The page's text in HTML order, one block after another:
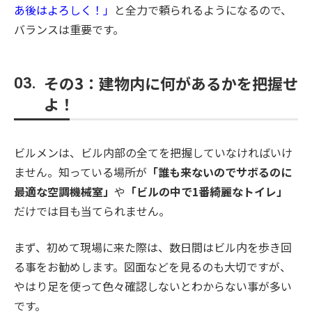
あ後はよろしく！」 と全力で頼られるようになるので、
バランスは重要です。
03. その3：建物内に何があるかを把握せ
よ！
ビルメンは、ビル内部の全てを把握していなければいけ
ません。知っている場所が 「誰も来ないのでサボるのに
最適な空調機械室」 や 「ビルの中で1番綺麗なトイレ」
だけでは目も当てられません。
まず、初めて現場に来た際は、数日間はビル内を歩き回
る事をお勧めします。図面などを見るのも大切ですが、
やはり足を使って色々確認しないとわからない事が多い
です。